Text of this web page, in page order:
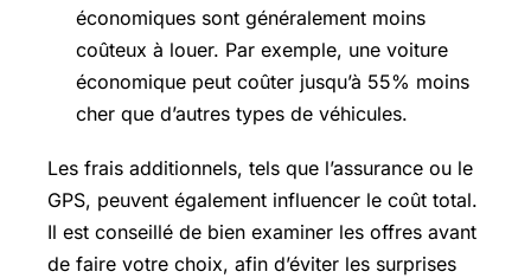
économiques sont généralement moins
coûteux à louer. Par exemple, une voiture
économique peut coûter jusqu’à 55% moins
cher que d’autres types de véhicules.
Les frais additionnels, tels que l’assurance ou le
GPS, peuvent également influencer le coût total.
Il est conseillé de bien examiner les offres avant
de faire votre choix, afin d’éviter les surprises